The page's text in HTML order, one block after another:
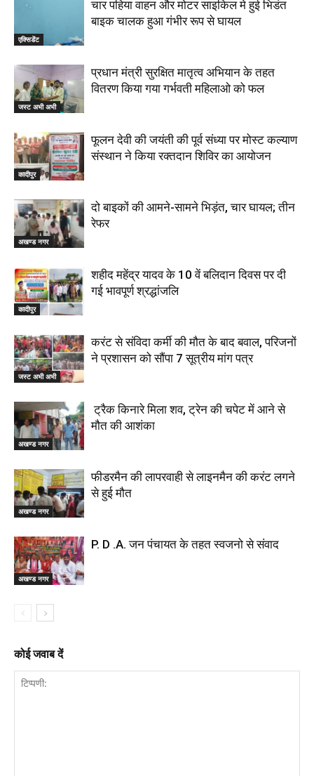
एक्सिडेंट
चार पहिया वाहन और मोटर साइकिल मे हुई भिडंत
बाइक चालक हुआ गंभीर रूप से घायल
जस्ट अभी अभी
प्रधान मंत्री सुरक्षित मातृत्व अभियान के तहत
वितरण किया गया गर्भवती महिलाओ को फल
कादीपुर
फूलन देवी की जयंती की पूर्व संध्या पर मोस्ट कल्याण
संस्थान ने किया रक्तदान शिविर का आयोजन
अखण्ड नगर
दो बाइकों की आमने-सामने भिड़ंत, चार घायल; तीन
रेफर
कादीपुर
शहीद महेंद्र यादव के 10 वें बलिदान दिवस पर दी
गई भावपूर्ण श्रद्धांजलि
जस्ट अभी अभी
करंट से संविदा कर्मी की मौत के बाद बवाल, परिजनों
ने प्रशासन को सौंपा 7 सूत्रीय मांग पत्र
अखण्ड नगर
ट्रैक किनारे मिला शव, ट्रेन की चपेट में आने से
मौत की आशंका
अखण्ड नगर
फीडरमैन की लापरवाही से लाइनमैन की करंट लगने
से हुई मौत
अखण्ड नगर
P. D .A. जन पंचायत के तहत स्वजनो से संवाद
कोई जवाब दें